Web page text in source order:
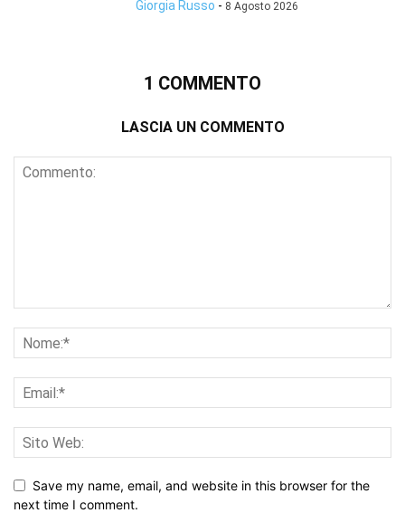
Giorgia Russo - 8 Agosto 2026
1 COMMENTO
LASCIA UN COMMENTO
Save my name, email, and website in this browser for the
next time I comment.